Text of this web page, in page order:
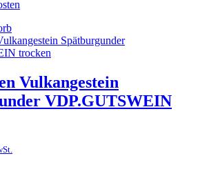
Vulkangestein
VDP.GUTSWEIN